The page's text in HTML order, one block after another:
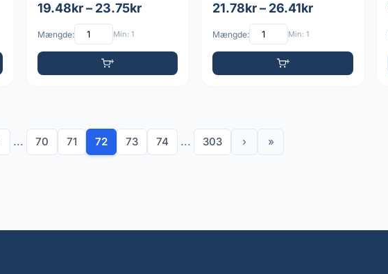
19.48kr – 23.75kr
Mængde: Min: 1
21.78kr – 26.41kr
Mængde: Min: 1
... 70 71 72 73 74 ... 303 › »